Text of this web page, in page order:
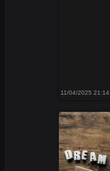
11/04/2025 21:14